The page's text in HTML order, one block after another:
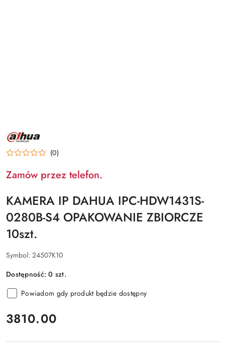
NAZWA
PRODUCENTA:
DAHUA
(0)
Zamów przez telefon.
KAMERA IP DAHUA IPC-HDW1431S-
0280B-S4 OPAKOWANIE ZBIORCZE
10szt.
Symbol: 24507K10
Dostępność:0 szt.
Powiadom gdy produkt będzie dostępny
cena:
3810.00